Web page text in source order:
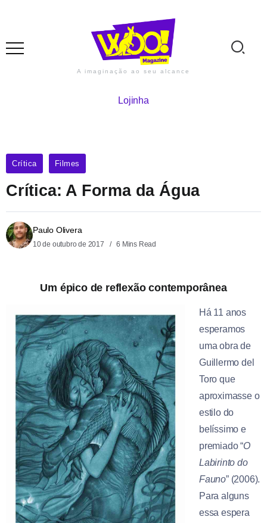
A imaginação ao seu alcance
Lojinha
Crítica Filmes
Crítica: A Forma da Água
Paulo Olivera
10 de outubro de 2017 6 Mins Read
Um épico de reflexão contemporânea
Há 11 anos
esperamos
uma obra de
Guillermo del
Toro que
aproximasse o
estilo do
belíssimo e
premiado “O
Labirinto do
Fauno” (2006).
Para alguns
essa espera